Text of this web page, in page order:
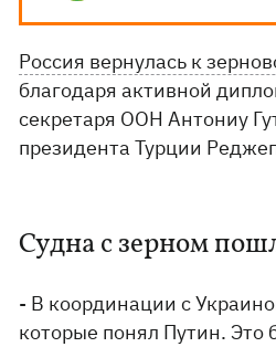
Россия вернулась к
благодаря активной
секретаря ООН Антониу
президента Турции
Судна с зерном
- В координации с
которые понял Путин. Это